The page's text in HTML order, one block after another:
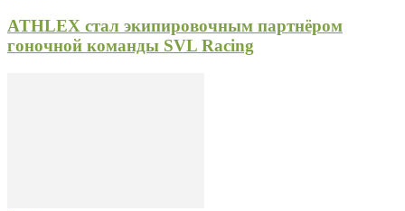
ATHLEX стал экипировочным партнёром
гоночной команды SVL Racing